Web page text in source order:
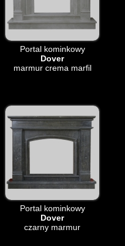
Portal kominkowy
Dover
marmur crema marfil
Portal kominkowy
Dover
czarny marmur